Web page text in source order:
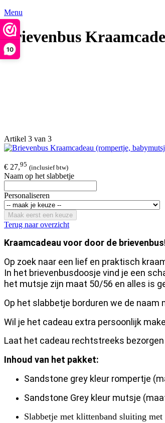
10
Menu
Brievenbus
Artikel 3 van 3
€ 27,95 (inclusief btw)
Naam op het slabbetje
Personaliseren
Maak eerst een keuze
Terug naar overzicht
Kraamcadeau voor door de
Op zoek naar een lief en praktisch
In het brievenbusdoosje vind je een
het mutsje zijn maat 50/56 en alles is
Op het slabbetje borduren we de
Wil je het cadeau extra persoonlijk
Laat het cadeau rechtstreeks
Inhoud van het pakket:
Sandstone grey kleur rompertje
Sandstone Grey kleur mutsje
Slabbetje met klittenband sluiting